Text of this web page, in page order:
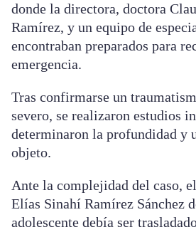
donde la directora, doctora
Ramírez, y un equipo de
encontraban preparados para
emergencia.
Tras confirmarse un
severo, se realizaron estudios
determinaron la profundidad y
objeto.
Ante la complejidad del caso,
Elías Sinahí Ramírez Sánchez
adolescente debía ser